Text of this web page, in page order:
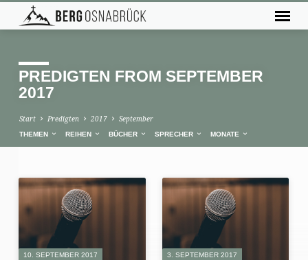
PREDIGTEN FROM SEPTEMBER
2017
Start Predigten 2017 September
THEMEN REIHEN BÜCHER SPRECHER MONATE
PREDIGTEN
FROM
SEPTEMBER
2017
10. SEPTEMBER 2017 3. SEPTEMBER 2017